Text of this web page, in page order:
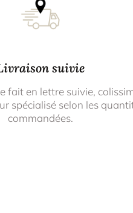
suivie
fait en lettre suivie,
spécialisé selon les
commandées.